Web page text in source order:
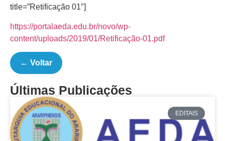
title=”Retificação 01″]
https://portalaeda.edu.br/novo/wp-
content/uploads/2019/01/Retificação-01.pdf
← Voltar
Últimas Publicações
EDITAIS